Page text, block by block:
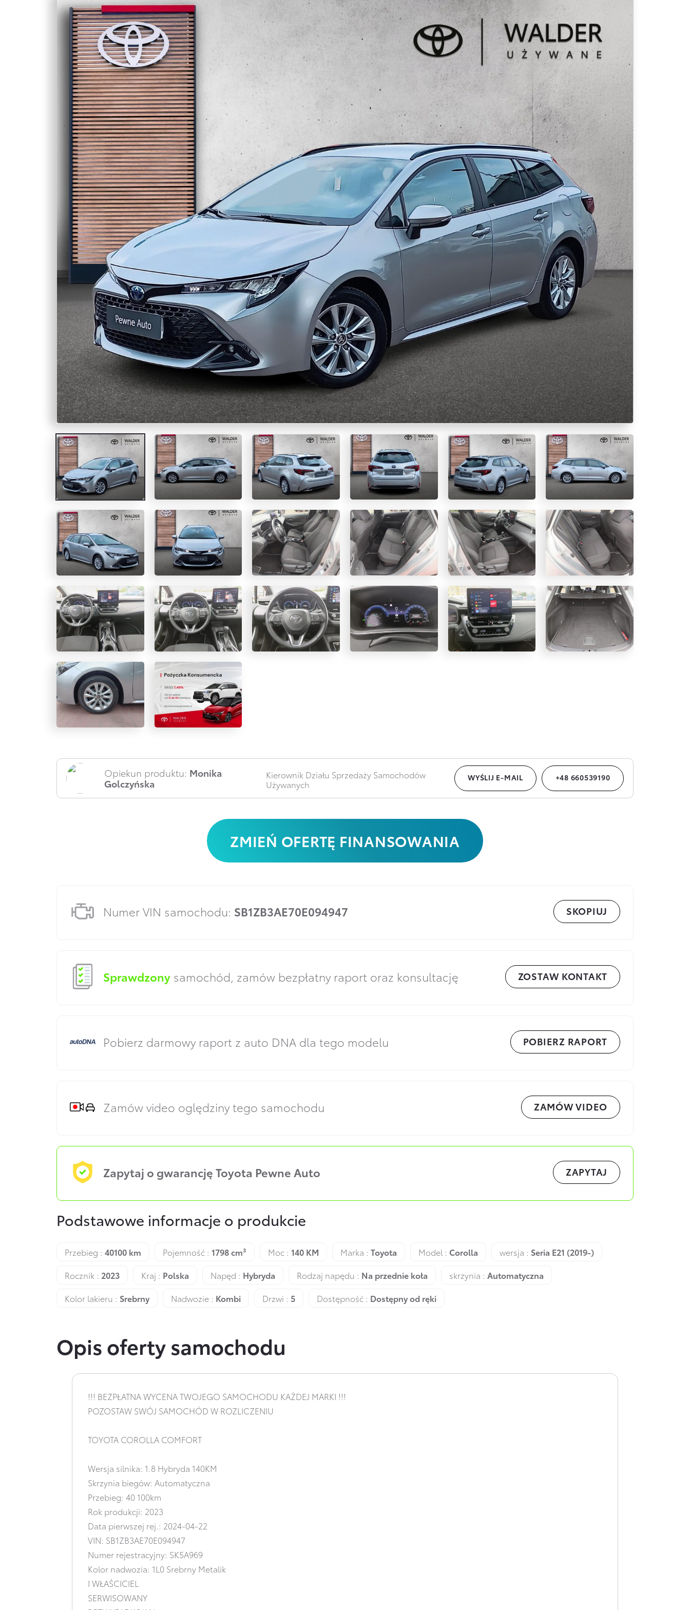
Opiekun produktu: Monika
Golczyńska
Kierownik Działu Sprzedaży Samochodów
Używanych
WYŚLIJ E-MAIL +48 660539190
ZMIEŃ OFERTĘ FINANSOWANIA
Numer VIN samochodu: SB1ZB3AE70E094947 SKOPIUJ
Sprawdzony samochód, zamów bezpłatny raport oraz konsultację ZOSTAW KONTAKT
Pobierz darmowy raport z auto DNA dla tego modelu POBIERZ RAPORT
Zamów video oględziny tego samochodu ZAMÓW VIDEO
Zapytaj o gwarancję Toyota Pewne Auto ZAPYTAJ
Podstawowe informacje o produkcie
Przebieg : 40100 km Pojemność : 1798 cm³ Moc : 140 KM Marka : Toyota Model : Corolla wersja : Seria E21 (2019-)
Rocznik : 2023 Kraj : Polska Napęd : Hybryda Rodzaj napędu : Na przednie koła skrzynia : Automatyczna
Kolor lakieru : Srebrny Nadwozie : Kombi Drzwi : 5 Dostępność : Dostępny od ręki
Opis oferty samochodu
!!! BEZPŁATNA WYCENA TWOJEGO SAMOCHODU KAŻDEJ MARKI !!!
POZOSTAW SWÓJ SAMOCHÓD W ROZLICZENIU
TOYOTA COROLLA COMFORT
Wersja silnika: 1.8 Hybryda 140KM
Skrzynia biegów: Automatyczna
Przebieg: 40 100km
Rok produkcji: 2023
Data pierwszej rej.: 2024-04-22
VIN: SB1ZB3AE70E094947
Numer rejestracyjny: SK5A969
Kolor nadwozia: 1L0 Srebrny Metalik
I WŁAŚCICIEL
SERWISOWANY